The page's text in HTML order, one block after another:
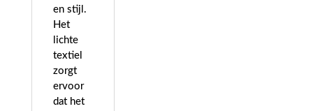
en stijl.
Het
lichte
textiel
zorgt
ervoor
dat het